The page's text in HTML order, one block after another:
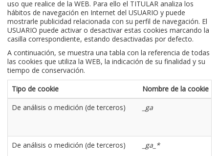
uso que realice de la WEB. Para ello el TITULAR analiza los
hábitos de navegación en Internet del USUARIO y puede
mostrarle publicidad relacionada con su perfil de navegación. El
USUARIO puede activar o desactivar estas cookies marcando la
casilla correspondiente, estando desactivadas por defecto.
A continuación, se muestra una tabla con la referencia de todas
las cookies que utiliza la WEB, la indicación de su finalidad y su
tiempo de conservación.
Tipo de cookie
Nombre de la cookie
De análisis o medición (de terceros)
_ga
De análisis o medición (de terceros) _ga_*